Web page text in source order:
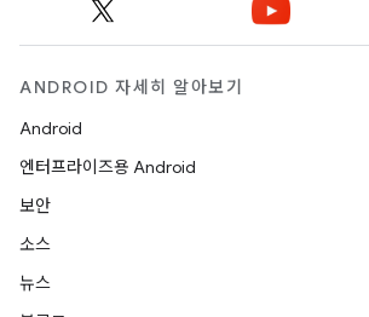
ANDROID 자세히 알아보기
Android
엔터프라이즈용 Android
보안
소스
뉴스